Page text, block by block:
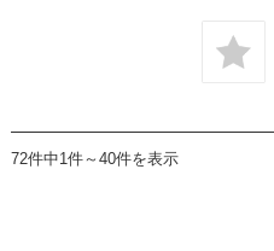
72件中1件～40件を表示